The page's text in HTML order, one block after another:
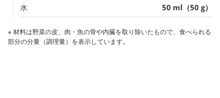
水
50 ml（50 g）
※ 材料は野菜の皮、肉・魚の骨や内臓を取り除いたもので、食べられる
部分の分量（調理量）を表示しています。